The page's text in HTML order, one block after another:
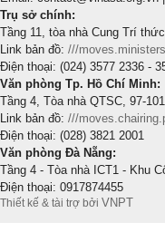
Trụ sở chính:
Tầng 11, tòa nhà Cung Trí
Link bản đồ: ///
Điện thoại: (024) 3577 2336 -
Văn phòng Tp. Hồ Chí Minh:
Tầng 4, Tòa nhà QTSC, 97-
Link bản đồ: ///
Điện thoại: (028) 3821 2001
Văn phòng Đà Nẵng:
Tầng 4 - Tòa nhà ICT1 - Khu
Điện thoại: 0917874455
Thiết kế & tài trợ bởi VNPT